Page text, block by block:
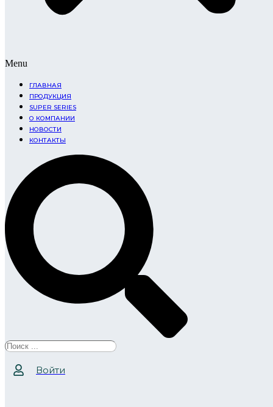
Menu
ГЛАВНАЯ
ПРОДУКЦИЯ
SUPER SERIES
О КОМПАНИИ
НОВОСТИ
КОНТАКТЫ
Search
Войти